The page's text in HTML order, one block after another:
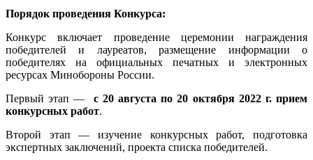
Порядок проведения Конкурса:
Конкурс включает проведение церемонии награждения
победителей и лауреатов, размещение информации о
победителях на официальных печатных и электронных
ресурсах Минобороны России.
Первый этап — с 20 августа по 20 октября 2022 г. прием
конкурсных работ.
Второй этап — изучение конкурсных работ, подготовка
экспертных заключений, проекта списка победителей.